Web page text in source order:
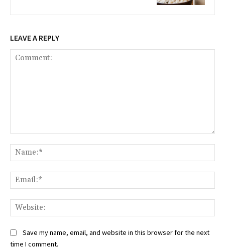
LEAVE A REPLY
Save my name, email, and website in this browser for the next
time I comment.